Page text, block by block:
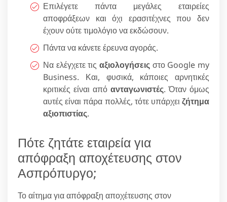
Επιλέγετε πάντα μεγάλες εταιρείες
αποφράξεων και όχι ερασιτέχνες που δεν
έχουν ούτε τιμολόγιο να εκδώσουν.
Πάντα να κάνετε έρευνα αγοράς.
Να ελέγχετε τις αξιολογήσεις στο Google my
Business. Και, φυσικά, κάποιες αρνητικές
κριτικές είναι από ανταγωνιστές. Όταν όμως
αυτές είναι πάρα πολλές, τότε υπάρχει ζήτημα
αξιοπιστίας.
Πότε ζητάτε εταιρεία για
απόφραξη αποχέτευσης στον
Ασπρόπυργο;
Το αίτημα για απόφραξη αποχέτευσης στον